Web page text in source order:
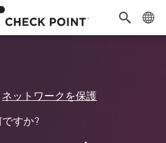
ネットワークを保護
すか?